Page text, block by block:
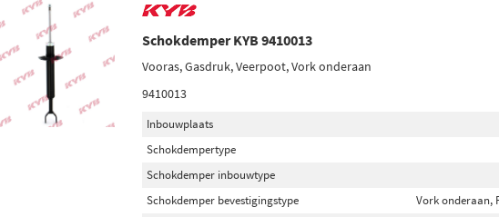
Schokdemper KYB 9410013
Vooras, Gasdruk, Veerpoot, Vork onderaan
9410013
Inbouwplaats
Schokdempertype
Schokdemper inbouwtype
Schokdemper bevestigingstype
Vork onderaan,